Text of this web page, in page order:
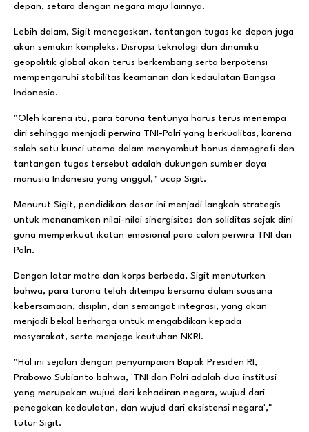
depan, setara dengan negara maju lainnya.
Lebih dalam, Sigit menegaskan, tantangan tugas ke depan juga
akan semakin kompleks. Disrupsi teknologi dan dinamika
geopolitik global akan terus berkembang serta berpotensi
mempengaruhi stabilitas keamanan dan kedaulatan Bangsa
Indonesia.
"Oleh karena itu, para taruna tentunya harus terus menempa
diri sehingga menjadi perwira TNI-Polri yang berkualitas, karena
salah satu kunci utama dalam menyambut bonus demografi dan
tantangan tugas tersebut adalah dukungan sumber daya
manusia Indonesia yang unggul," ucap Sigit.
Menurut Sigit, pendidikan dasar ini menjadi langkah strategis
untuk menanamkan nilai-nilai sinergisitas dan soliditas sejak dini
guna memperkuat ikatan emosional para calon perwira TNI dan
Polri.
Dengan latar matra dan korps berbeda, Sigit menuturkan
bahwa, para taruna telah ditempa bersama dalam suasana
kebersamaan, disiplin, dan semangat integrasi, yang akan
menjadi bekal berharga untuk mengabdikan kepada
masyarakat, serta menjaga keutuhan NKRI.
"Hal ini sejalan dengan penyampaian Bapak Presiden RI,
Prabowo Subianto bahwa, 'TNI dan Polri adalah dua institusi
yang merupakan wujud dari kehadiran negara, wujud dari
penegakan kedaulatan, dan wujud dari eksistensi negara',"
tutur Sigit.